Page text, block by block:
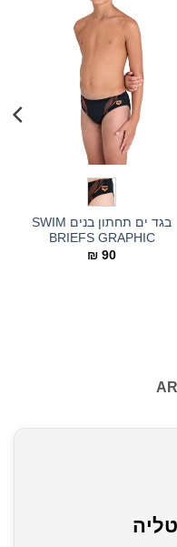
בגד ים תחתון בנים SWIM
BRIEFS GRAPHIC
₪ 90